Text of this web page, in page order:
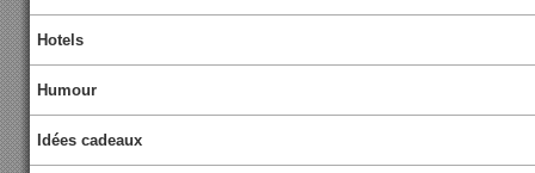
Hotels
Humour
Idées cadeaux